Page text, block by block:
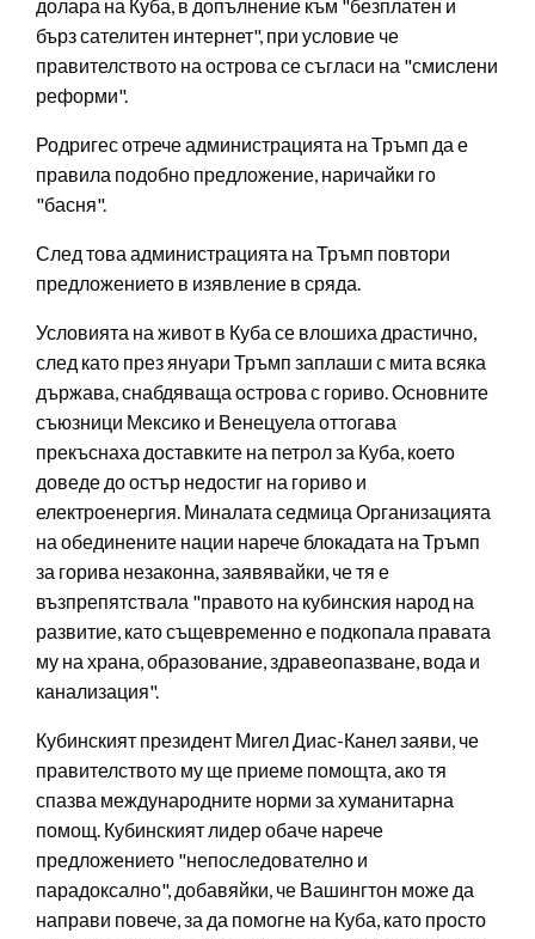
долара на Куба, в допълнение към "безплатен и
бърз сателитен интернет", при условие че
правителството на острова се съгласи на "смислени
реформи".
Родригес отрече администрацията на Тръмп да е
правила подобно предложение, наричайки го
"басня".
След това администрацията на Тръмп повтори
предложението в изявление в сряда.
Условията на живот в Куба се влошиха драстично,
след като през януари Тръмп заплаши с мита всяка
държава, снабдяваща острова с гориво. Основните
съюзници Мексико и Венецуела оттогава
прекъснаха доставките на петрол за Куба, което
доведе до остър недостиг на гориво и
електроенергия. Миналата седмица Организацията
на обединените нации нарече блокадата на Тръмп
за горива незаконна, заявявайки, че тя е
възпрепятствала "правото на кубинския народ на
развитие, като същевременно е подкопала правата
му на храна, образование, здравеопазване, вода и
канализация".
Кубинският президент Мигел Диас-Канел заяви, че
правителството му ще приеме помощта, ако тя
спазва международните норми за хуманитарна
помощ. Кубинският лидер обаче нарече
предложението "непоследователно и
парадоксално", добавяйки, че Вашингтон може да
направи повече, за да помогне на Куба, като просто